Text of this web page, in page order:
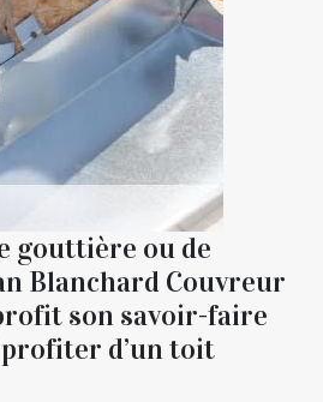
gouttière ou de
Blanchard Couvreur
son savoir-faire
d’un toit